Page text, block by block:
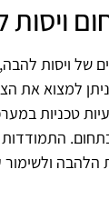
של ויסות
למצוא את
טכניות
התמודדות
הלהבה